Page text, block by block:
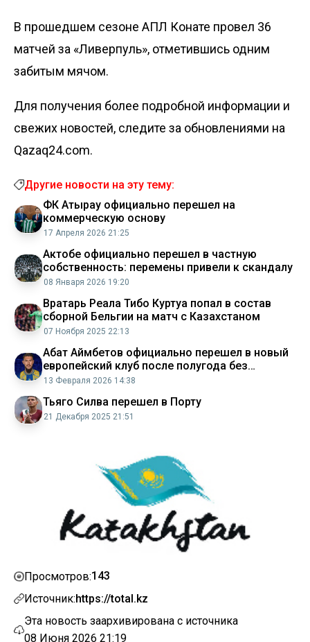
В прошедшем сезоне АПЛ Конате провел 36
матчей за «Ливерпуль», отметившись одним
забитым мячом.
Для получения более подробной информации и
свежих новостей, следите за обновлениями на
Qazaq24.com.
Другие новости на эту тему:
ФК Атырау официально перешел на
коммерческую основу
17 Апреля 2026 21:25
Актобе официально перешел в частную
собственность: перемены привели к скандалу
08 Января 2026 19:20
Вратарь Реала Тибо Куртуа попал в состав
сборной Бельгии на матч с Казахстаном
07 Ноября 2025 22:13
Абат Аймбетов официально перешел в новый
европейский клуб после полугода без
контракта
13 Февраля 2026 14:38
Тьяго Силва перешел в Порту
21 Декабря 2025 21:51
Просмотров:143
Источник:https://total.kz
Эта новость заархивирована с источника
08 Июня 2026 21:19